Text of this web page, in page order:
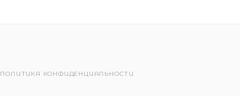
ПОЛИТИКА КОНФИДЕНЦИАЛЬНОСТИ